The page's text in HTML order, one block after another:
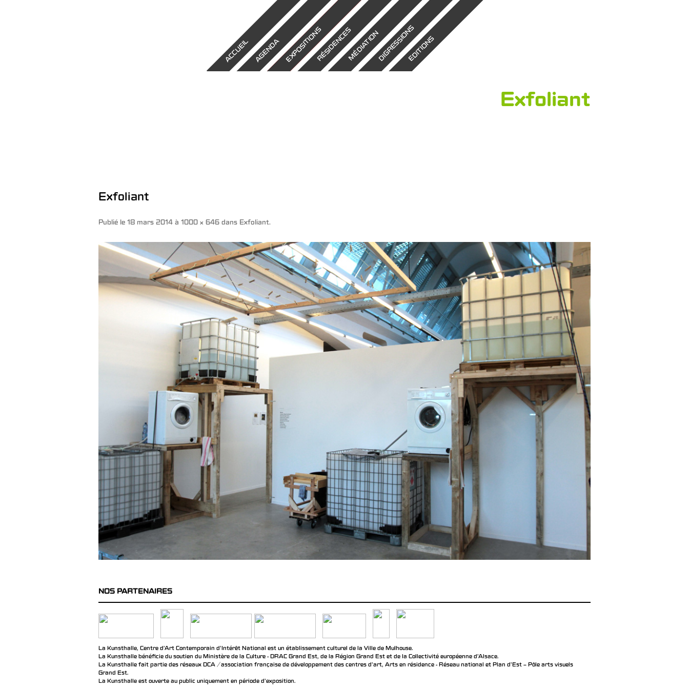
ACCUEILAGENDAEXPOSITIONSRÉSIDENCESMÉDIATIONDIGRESSIONSEDITIONS
Exfoliant
Exfoliant
Publié le 18 mars 2014 à 1000 × 646 dans Exfoliant.
NOS PARTENAIRES
La Kunsthalle, Centre d’Art Contemporain d’Intérêt National est un établissement culturel de la Ville de Mulhouse.
La Kunsthalle bénéficie du soutien du Ministère de la Culture - DRAC Grand Est, de la Région Grand Est et de la Collectivité européenne d’Alsace.
La Kunsthalle fait partie des réseaux DCA / association française de développement des centres d'art, Arts en résidence - Réseau national et Plan d’Est – Pôle arts visuels
Grand Est.
La Kunsthalle est ouverte au public uniquement en période d'exposition.